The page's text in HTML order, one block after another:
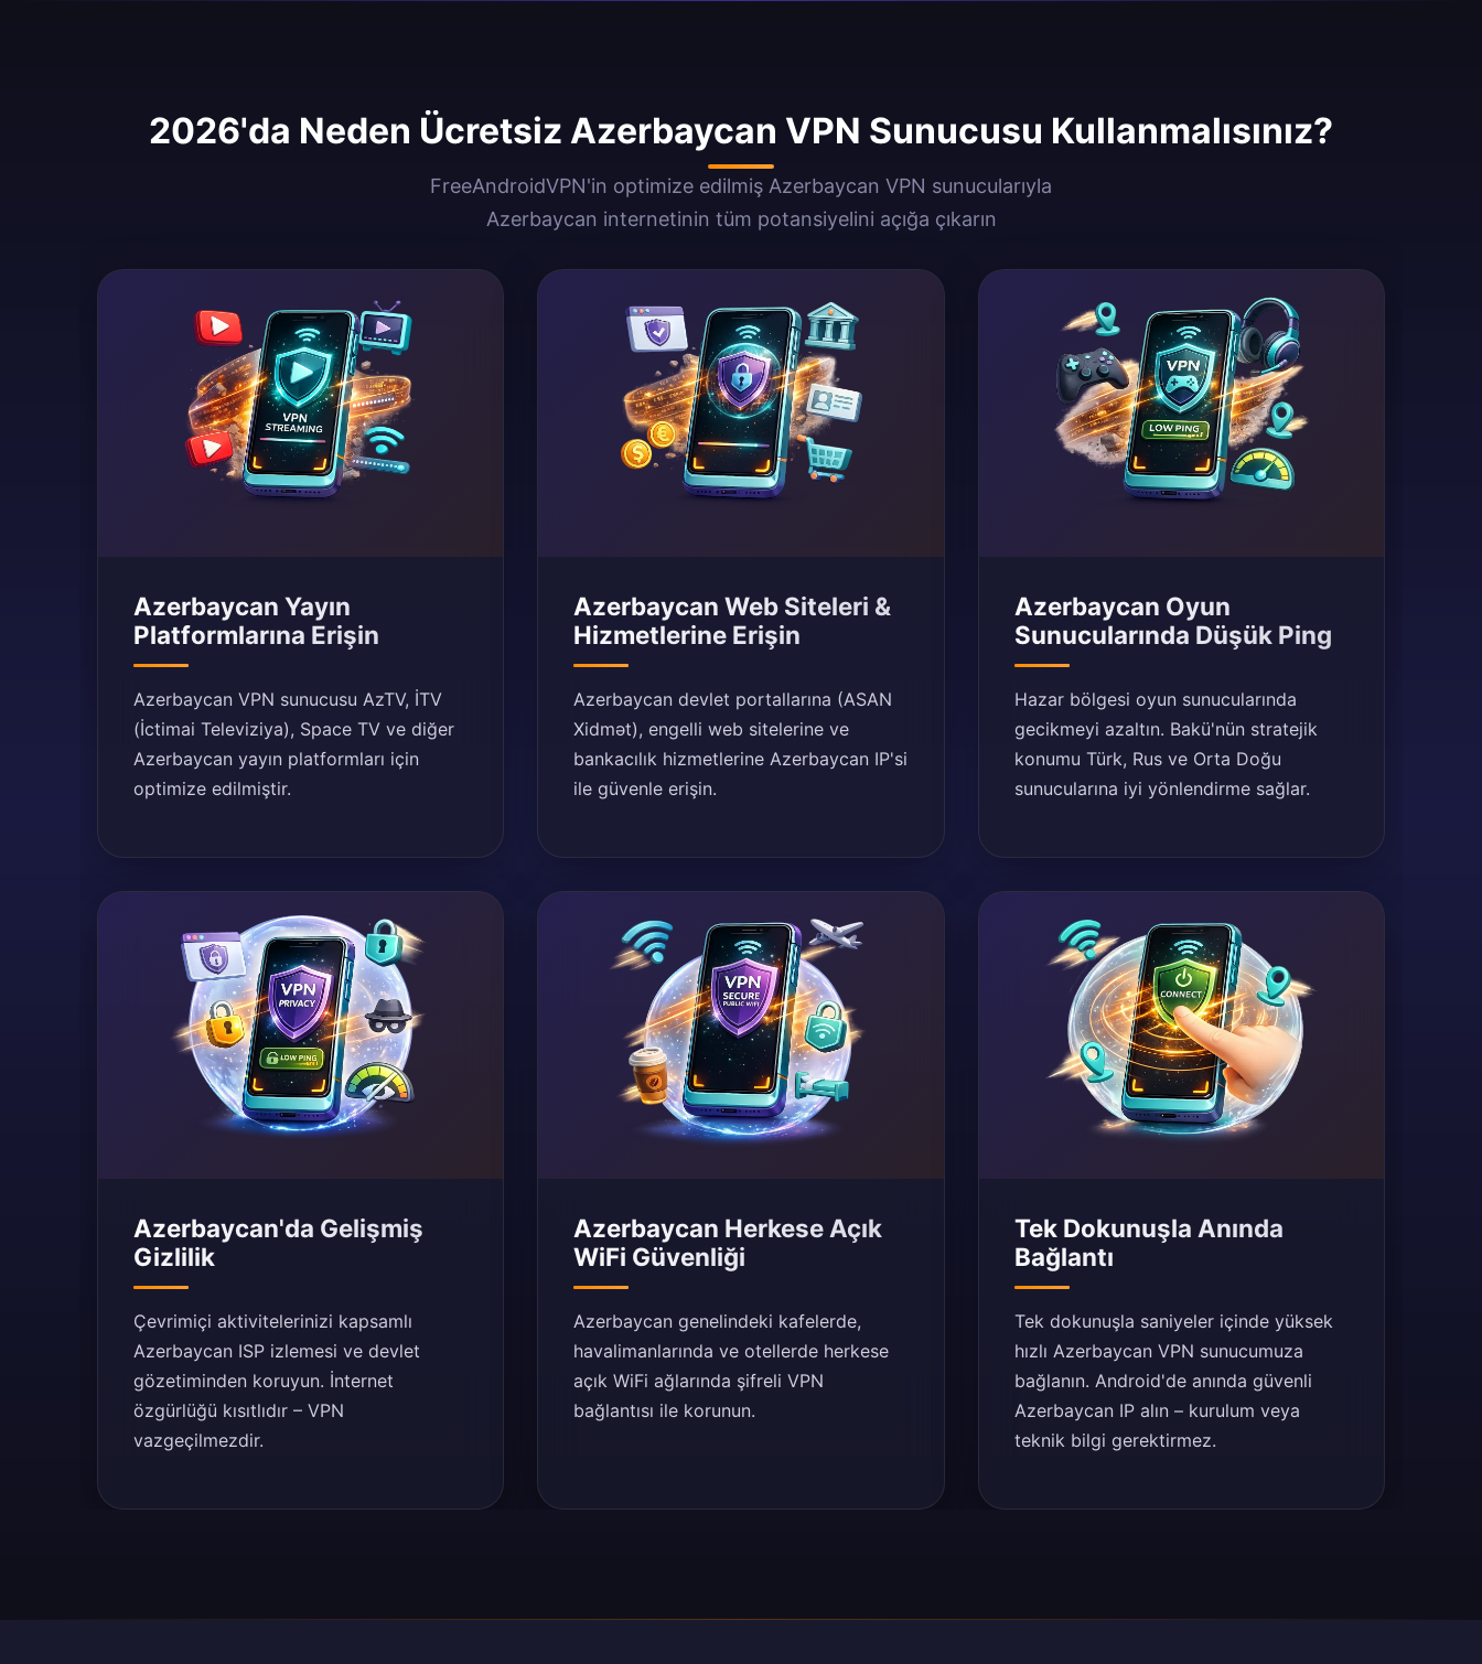
2026'da Neden Ücretsiz Azerbaycan VPN Sunucusu Kullanmalısınız?
FreeAndroidVPN'in optimize edilmiş Azerbaycan VPN sunucularıyla
Azerbaycan internetinin tüm potansiyelini açığa çıkarın
Azerbaycan Yayın
Platformlarına Erişin
Azerbaycan VPN sunucusu AzTV, İTV
(İctimai Televiziya), Space TV ve diğer
Azerbaycan yayın platformları için
optimize edilmiştir.
Azerbaycan Web Siteleri &
Hizmetlerine Erişin
Azerbaycan devlet portallarına (ASAN
Xidmət), engelli web sitelerine ve
bankacılık hizmetlerine Azerbaycan IP'si
ile güvenle erişin.
Azerbaycan Oyun
Sunucularında Düşük Ping
Hazar bölgesi oyun sunucularında
gecikmeyi azaltın. Bakü'nün stratejik
konumu Türk, Rus ve Orta Doğu
sunucularına iyi yönlendirme sağlar.
Azerbaycan'da Gelişmiş
Gizlilik
Çevrimiçi aktivitelerinizi kapsamlı
Azerbaycan ISP izlemesi ve devlet
gözetiminden koruyun. İnternet
özgürlüğü kısıtlıdır – VPN
vazgeçilmezdir.
Azerbaycan Herkese Açık
WiFi Güvenliği
Azerbaycan genelindeki kafelerde,
havalimanlarında ve otellerde herkese
açık WiFi ağlarında şifreli VPN
bağlantısı ile korunun.
Tek Dokunuşla Anında
Bağlantı
Tek dokunuşla saniyeler içinde yüksek
hızlı Azerbaycan VPN sunucumuza
bağlanın. Android'de anında güvenli
Azerbaycan IP alın – kurulum veya
teknik bilgi gerektirmez.